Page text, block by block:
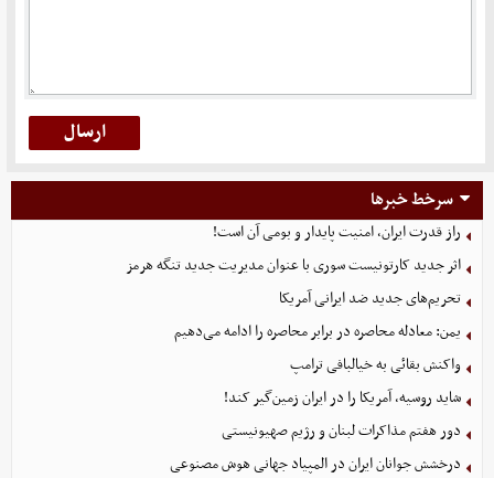
سرخط خبرها
راز قدرت ایران، امنیت پایدار و بومی آن است!
اثر جدید کارتونیست سوری با عنوان مدیریت جدید تنگه هرمز
تحریم‌های جدید ضد ایرانی آمریکا
یمن: معادله محاصره در برابر محاصره را ادامه می‌دهیم
واکنش بقائی به خیالبافی ترامپ
شاید روسیه، آمریکا را در ایران زمین‌گیر کند!
دور هفتم مذاکرات لبنان و رژیم صهیونیستی
درخشش جوانان ایران در المپیاد جهانی هوش مصنوعی